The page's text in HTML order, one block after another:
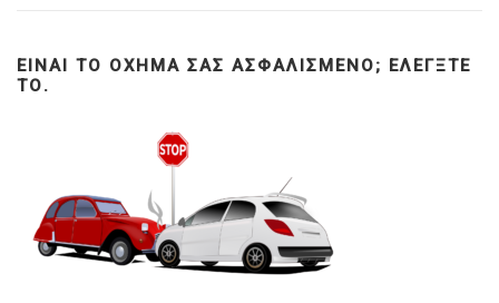
ΕΊΝΑΙ ΤΟ ΌΧΗΜΆ ΣΑΣ ΑΣΦΑΛΙΣΜΈΝΟ; ΕΛΈΓΞΤΕ
ΤΟ.